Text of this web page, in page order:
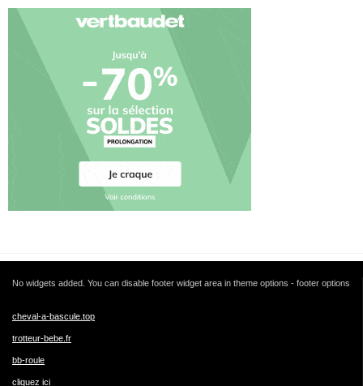
No widgets added. You can disable footer widget area in theme options - footer options
cheval-a-bascule.top
trotteur-bebe.fr
bb-roule
cliquez ici